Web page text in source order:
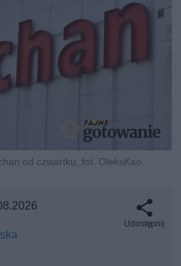
od czwartku, fot. OleksKao
Udostępnij